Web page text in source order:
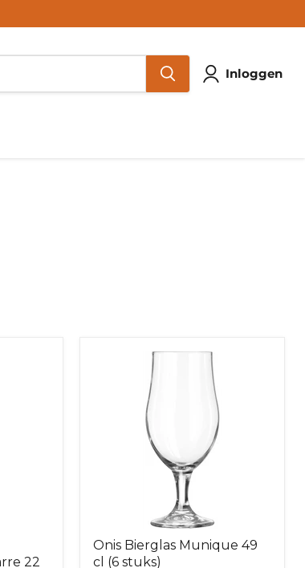
Inloggen
22
Onis Bierglas Munique 49
cl (6 stuks)